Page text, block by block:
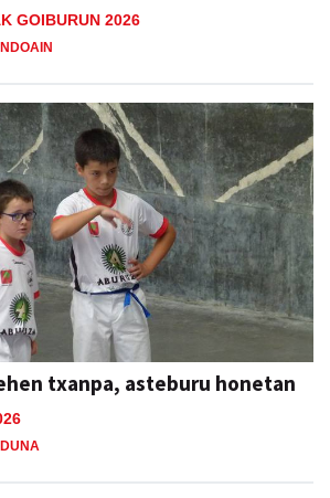
GOIBURUN 2026
txanpa, asteburu honetan